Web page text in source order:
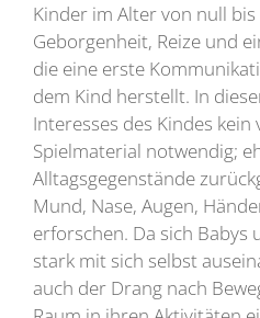
Kinder im Alter von null
Geborgenheit, Reize und
die eine erste
dem Kind herstellt. In
Interesses des Kindes
Spielmaterial notwendig;
Alltagsgegenstände
Mund, Nase, Augen,
erforschen. Da sich Babys
stark mit sich selbst
auch der Drang nach